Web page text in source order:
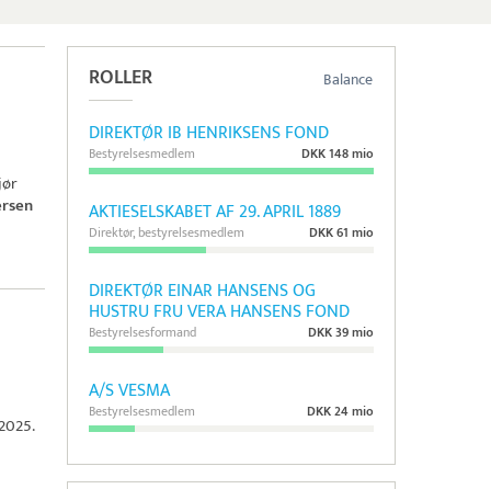
Balance
ROLLER
DIREKTØR IB HENRIKSENS FOND
DKK 148 mio
Bestyrelsesmedlem
AKTIESELSKABET AF 29. APRIL 1889
DKK 61 mio
Direktør, bestyrelsesmedlem
DIREKTØR EINAR HANSENS OG
HUSTRU FRU VERA HANSENS FOND
DKK 39 mio
Bestyrelsesformand
A/S VESMA
DKK 24 mio
Bestyrelsesmedlem